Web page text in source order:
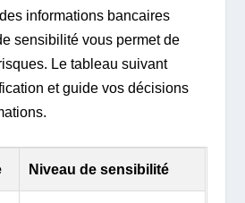
informations bancaires
sensibilité vous permet de
Le tableau suivant
et guide vos décisions
Niveau de sensibilité